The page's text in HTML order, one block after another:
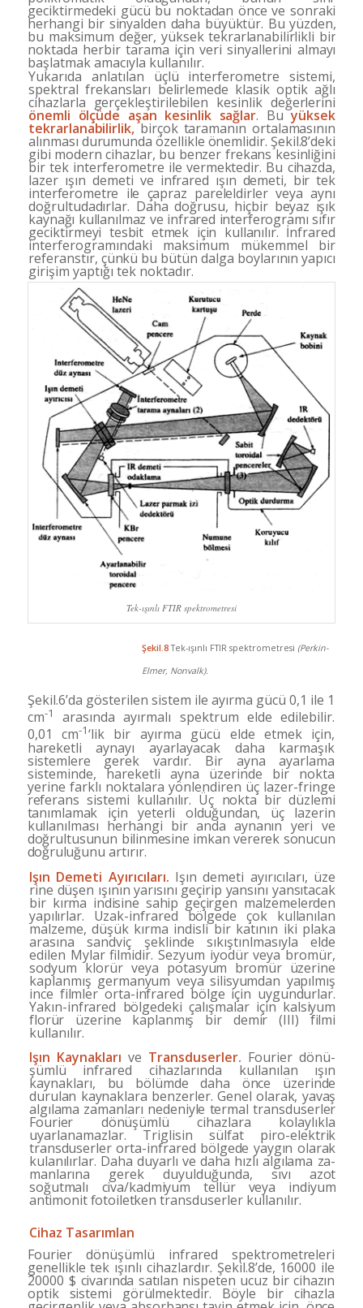
geciktirmedeki gücü bu noktadan önce ve sonraki
herhangi bir sinyalden daha büyüktür. Bu yüz­den,
bu maksimum değer, yüksek tekrarlanabilirlikli bir
noktada herbir tarama için veri sinyallerini almayı
baş­latmak amacıyla kullanılır.
Yukarıda anlatılan üçlü interferometre sistemi,
spektral frekansları belirlemede klasik optik ağlı
cihazlarla gerçekleştirilebilen kesinlik değerlerini
önemli öl­çüde aşan kesinlik sağlar. Buyüksek
tekrarlanabilirlik,birçok taramanın ortalamasının
alınması durumunda özellikle önemlidir. Şekil.8’deki
gibi modern cihaz­lar, bu benzer frekans kesinliğini
bir tek interferometre ile vermektedir. Bu cihazda,
lazer ışın demeti ve infra­red ışın demeti, bir tek
interferometre ile çapraz pareleldirler veya aynı
doğrultudadırlar. Daha doğrusu, hiçbir beyaz ışık
kaynağı kullanılmaz ve infrared interferogramı sıfır
geciktirmeyi tesbit etmek için kullanılır. İnfra­red
interferogramındaki maksimum mükemmel bir
referanstır, çünkü bu bütün dalga boylarının yapıcı
giri­şim yaptığı tek noktadır.
Tek-ışınlı FTIR spektrometresi
Şekil.8 Tek-ışınlı FTIR spektrometresi (Perkin-
Elmer, Nonvalk).
Şekil.6’da gösterilen sistem ile ayırma gücü 0,1 ile 1
cm-1
arasında ayırmalı spektrum elde edilebilir.
0,01 cm-1‘lik bir ayırma gücü elde etmek için,
hareket­li aynayı ayarlayacak daha karmaşık
sistemlere gerek vardır. Bir ayna ayarlama
sisteminde, hareketli ayna üzerinde bir nokta
yerine farklı noktalara yönlendiren üç lazer-fringe
referans sistemi kullanılır. Üç nokta birdüzlemi
tanımlamak için yeterli olduğundan, üç lazerin
kullanılması herhangi bir anda aynanın yeri ve
doğrul­tusunun bilinmesine imkan vererek sonucun
doğruluğu­nu artırır.
Işın Demeti Ayırıcıları. Işın demeti ayırıcıları, üze­
rine düşen ışının yarısını geçirip yansını yansıtacak
bir kırma indisine sahip geçirgen malzemelerden
yapılırlar. Uzak-infrared bölgede çok kullanılan
malzeme, düşük kırma indisli bir katının iki plaka
arasına sandviç şeklinde sıkıştınlmasıyla elde
edilen Mylar filmidir. Sez­yum iyodür veya bromür,
sodyum klorür veya potas­yum bromür üzerine
kaplanmış germanyum veya silis­yumdan yapılmış
ince filmler orta-infrared bölge için uygundurlar.
Yakın-infrared bölgedeki çalışmalar için kalsiyum
florür üzerine kaplanmış bir demir(III) filmi
kullanılır.
Işın Kaynaklarıve Transduserler. Fourier dönü­
şümlü infrared cihazlarında kullanılan ışın
kaynakları, bu bölümde daha önce üzerinde
durulan kaynaklara benzerler. Genel olarak, yavaş
algılama zamanları ne­deniyle termal transduserler
Fourier dönüşümlü cihaz­lara kolaylıkla
uyarlanamazlar. Triglisin sülfat piro-elektrik
transduserler orta-infrared bölgede yaygın ola­rak
kulanılırlar. Daha duyarlı ve daha hızlı algılama za­
manlarına gerek duyulduğunda, sıvı azot
soğutmalı civa/kadmiyum tellür veya indiyum
antimonit fotoiletken transduserler kullanılır.
Cihaz Tasarımlan
Fourier dönüşümlü infrared spektrometreleri
genellikletek ışınlı cihazlardır. Şekil.8’de, 16000 ile
20000 $ civarında satılan nispeten ucuz bir cihazın
optik sistemi görülmektedir. Böyle bir cihazla